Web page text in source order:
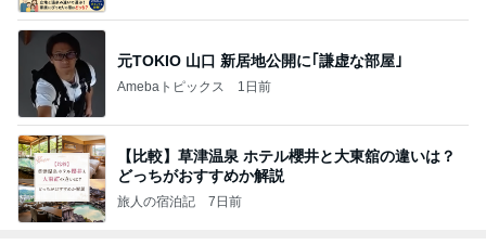
元TOKIO 山口 新居地公開に｢謙虚な部屋｣
Amebaトピックス 1日前
【比較】草津温泉 ホテル櫻井と大東舘の違いは？
どっちがおすすめか解説
旅人の宿泊記 7日前